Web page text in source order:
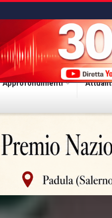
Approfondimenti